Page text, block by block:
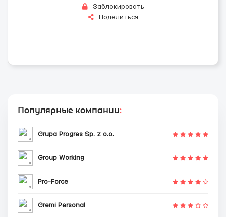
Заблокировать
Поделиться
Популярные компании:
Grupa Progres Sp. z o.o.
Group Working
Pro-Force
Gremi Personal